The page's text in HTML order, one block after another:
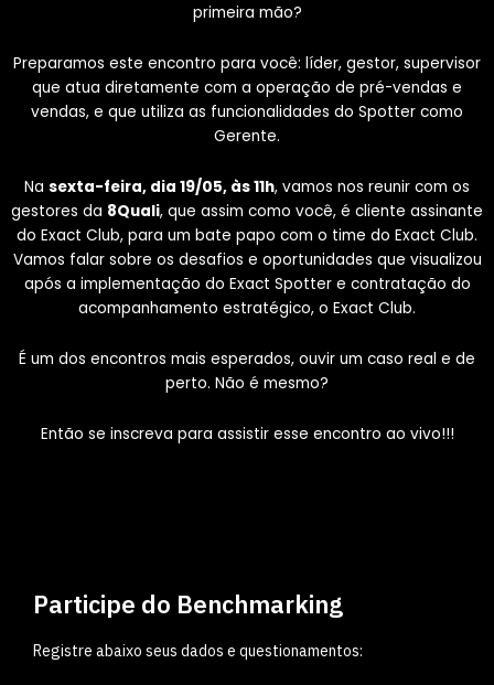
primeira mão?
Preparamos este encontro para você: líder, gestor, supervisor
que atua diretamente com a operação de pré-vendas e
vendas, e que utiliza as funcionalidades do Spotter como
Gerente.
Na sexta-feira, dia 19/05, às 11h, vamos nos reunir com os
gestores da 8Quali, que assim como você, é cliente assinante
do Exact Club, para um bate papo com o time do Exact Club.
Vamos falar sobre os desafios e oportunidades que visualizou
após a implementação do Exact Spotter e contratação do
acompanhamento estratégico, o Exact Club.
É um dos encontros mais esperados, ouvir um caso real e de
perto. Não é mesmo?
Então se inscreva para assistir esse encontro ao vivo!!!
Participe do Benchmarking
Registre abaixo seus dados e questionamentos: